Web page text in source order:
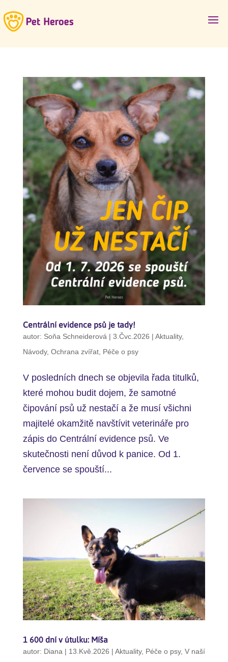
Centrální evidence psů je tady!
autor: Soňa Schneiderová| 3.Čvc.2026 | Aktuality,
Návody, Ochrana zvířat, Péče o psy
V posledních dnech se objevila řada titulků,
které mohou budit dojem, že samotné
čipování psů už nestačí a že musí všichni
majitelé okamžitě navštívit veterináře pro
zápis do Centrální evidence psů. Ve
skutečnosti není důvod k panice. Od 1.
července se spouští...
1 600 dní v útulku: Míša
autor: Diana| 13.Kvě.2026 | Aktuality, Péče o psy, V naší